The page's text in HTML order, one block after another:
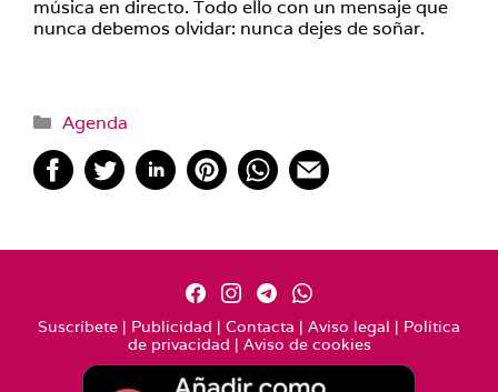
música en directo. Todo ello con un mensaje que
nunca debemos olvidar: nunca dejes de soñar.
Categorías
Agenda
Suscríbete | Publicidad | Contacta | Aviso legal | Política
de privacidad | Aviso de cookies